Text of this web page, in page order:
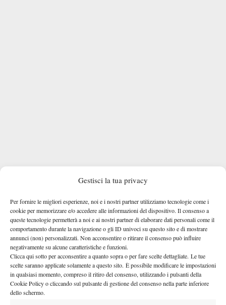
Gestisci la tua privacy
Per fornire le migliori esperienze, noi e i nostri partner utilizziamo tecnologie come i
cookie per memorizzare e/o accedere alle informazioni del dispositivo. Il consenso a
queste tecnologie permetterà a noi e ai nostri partner di elaborare dati personali come il
comportamento durante la navigazione o gli ID univoci su questo sito e di mostrare
annunci (non) personalizzati. Non acconsentire o ritirare il consenso può influire
negativamente su alcune caratteristiche e funzioni.
Clicca qui sotto per acconsentire a quanto sopra o per fare scelte dettagliate. Le tue
scelte saranno applicate solamente a questo sito. È possibile modificare le impostazioni
in qualsiasi momento, compreso il ritiro del consenso, utilizzando i pulsanti della
Cookie Policy o cliccando sul pulsante di gestione del consenso nella parte inferiore
dello schermo.
azzurra. La vittoria delWTA 250 di Hobartcontro Iva Jovic è la
prova della crescita esponenziale che la classe 2001 sta
attraversando. Con l’augurio di rivederla in campo il più presto
possibile, ora la priorità è il riposo e l’ascolto del proprio fisico,
per tornare poi al massimo della salute e continuare a essere
competitiva.